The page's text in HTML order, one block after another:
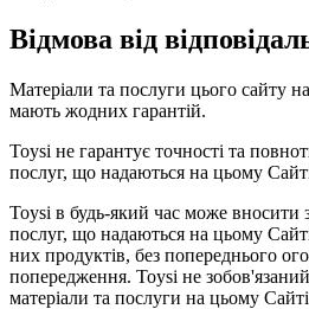
Відмова від
Матеріали та послуги цього сайту
мають жодних гарантій.
Toysi не гарантує точності та
послуг, що надаються на цьому
Toysi в будь-який час може вносити
послуг, що надаються на цьому
них продуктів, без попереднього
попередження. Toysi не
матеріали та послуги на цьому Сайті